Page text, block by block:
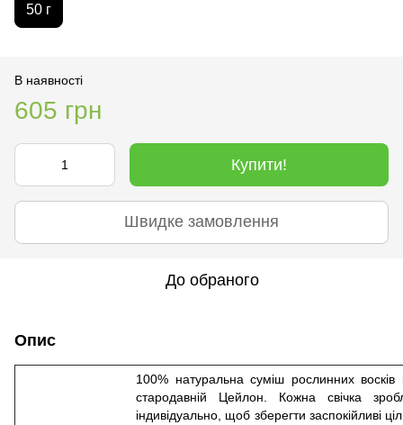
50 г
В наявності
605 грн
Купити!
Швидке замовлення
До обраного
Опис
100% натуральна суміш рослинних
стародавній Цейлон. Кожна свічка
індивідуально, щоб зберегти заспокійливі